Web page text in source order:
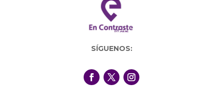
SÍGUENOS: